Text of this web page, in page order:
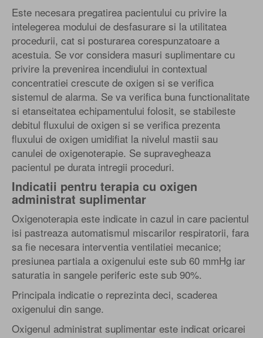
Este necesara pregatirea pacientului cu privire la
intelegerea modului de desfasurare si la utilitatea
procedurii, cat si posturarea corespunzatoare a
acestuia. Se vor considera masuri suplimentare cu
privire la prevenirea incendiului in contextual
concentratiei crescute de oxigen si se verifica
sistemul de alarma. Se va verifica buna functionalitate
si etanseitatea echipamentului folosit, se stabileste
debitul fluxului de oxigen si se verifica prezenta
fluxului de oxigen umidifiat la nivelul mastii sau
canulei de oxigenoterapie. Se supravegheaza
pacientul pe durata intregii proceduri.
Indicatii pentru terapia cu oxigen
administrat suplimentar
Oxigenoterapia este indicate in cazul in care pacientul
isi pastreaza automatismul miscarilor respiratorii, fara
sa fie necesara interventia ventilatiei mecanice;
presiunea partiala a oxigenului este sub 60 mmHg iar
saturatia in sangele periferic este sub 90%.
Principala indicatie o reprezinta deci, scaderea
oxigenului din sange.
Oxigenul administrat suplimentar este indicat oricarei